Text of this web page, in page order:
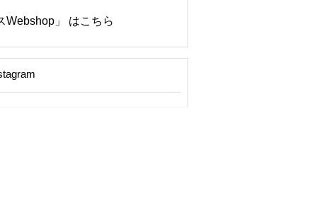
Webshop」 はこちら